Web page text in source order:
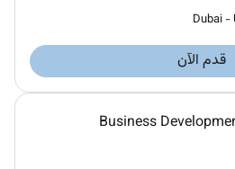
Dubai -
قدم الآن
Business